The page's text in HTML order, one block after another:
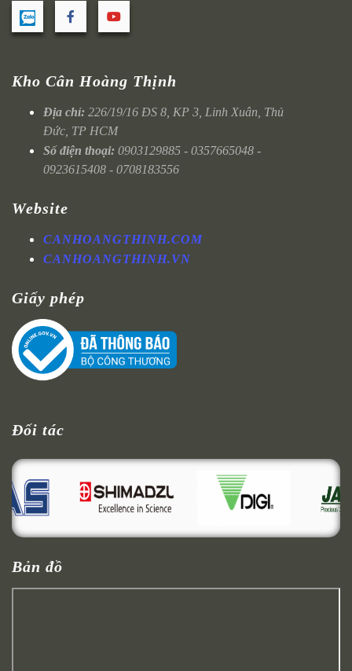
Kho Cân Hoàng Thịnh
Địa chỉ: 226/19/16 ĐS 8, KP 3, Linh Xuân, Thủ
Đức, TP HCM
Số điện thoại: 0903129885 - 0357665048 -
0923615408 - 0708183556
Website
CANHOANGTHINH.COM
CANHOANGTHINH.VN
Giấy phép
Đối tác
Bản đồ